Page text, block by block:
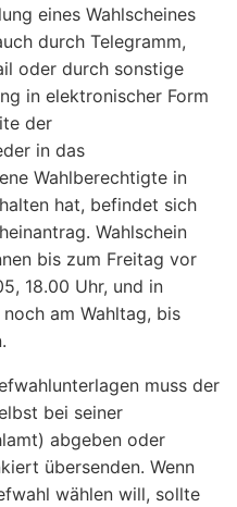
eines Wahlscheines
durch Telegramm,
oder durch sonstige
in elektronischer Form
der
in das
Wahlberechtigte in
hat, befindet sich
Wahlschein
bis zum Freitag vor
18.00 Uhr, und in
am Wahltag, bis
muss der
bei seiner
abgeben oder
übersenden. Wenn
wählen will, sollte